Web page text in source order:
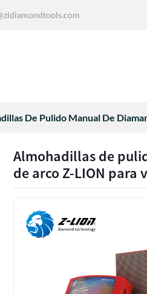
De Pulido Manual De
Almohadillas de
de arco Z-LION para